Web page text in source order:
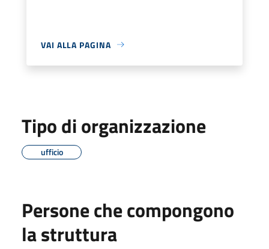
VAI ALLA PAGINA
Tipo di organizzazione
ufficio
Persone che compongono
la struttura